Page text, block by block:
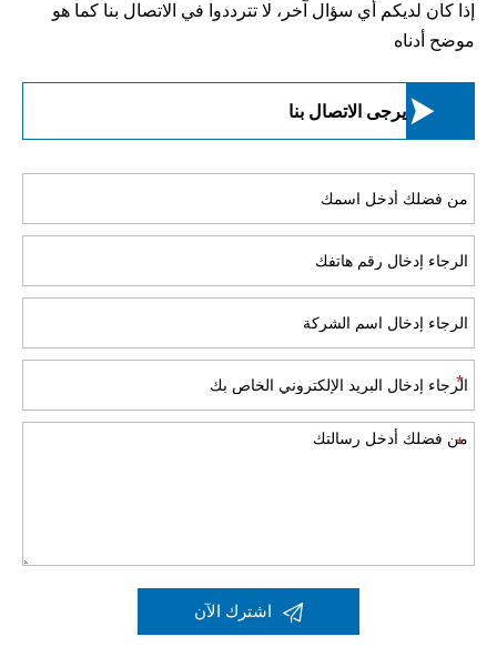
إذا كان لديكم أي سؤال آخر، لا تترددوا في الاتصال بنا كما هو
موضح أدناه
يرجى الاتصال بنا
 اشترك الآن